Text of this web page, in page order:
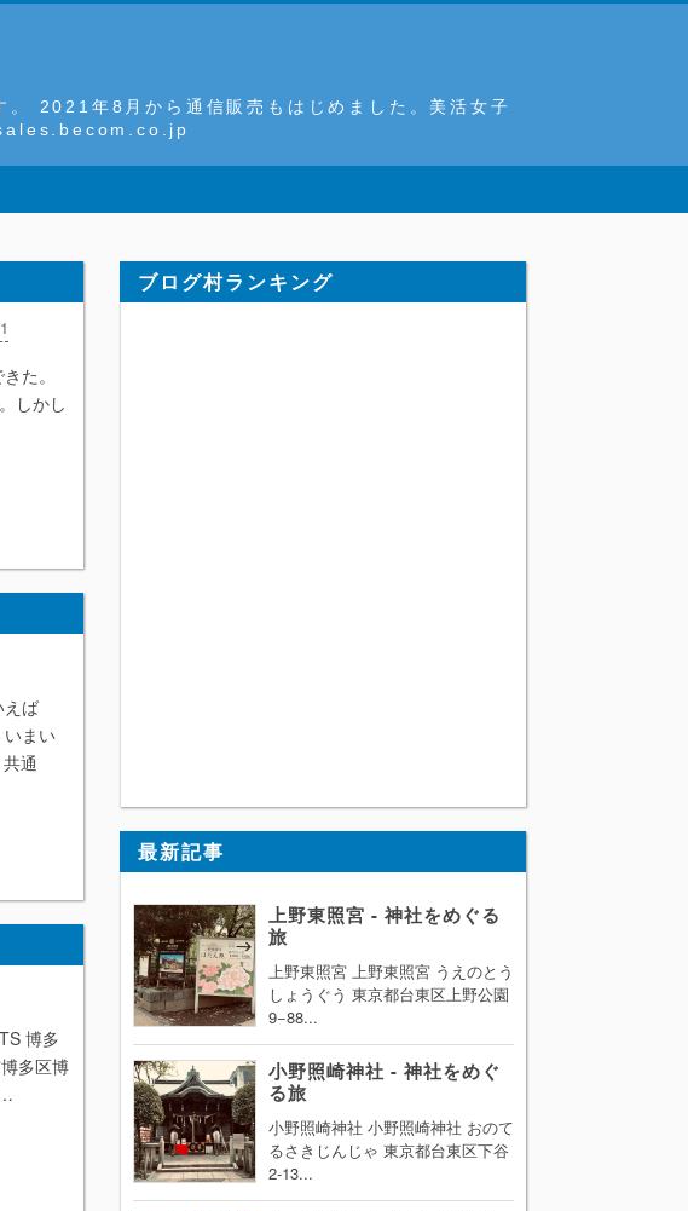
2021年8月から通信販売もはじめました。美活女子
sales.becom.co.jp
た。
しかし
ば
まい
通
博多
多区博
ブログ村ランキング
最新記事
上野東照宮 - 神社をめぐる
旅
上野東照宮 上野東照宮 うえのとう
しょうぐう 東京都台東区上野公園
9−88...
小野照崎神社 - 神社をめぐ
る旅
小野照崎神社 小野照崎神社 おのて
るさきじんじゃ 東京都台東区下谷
2-13...